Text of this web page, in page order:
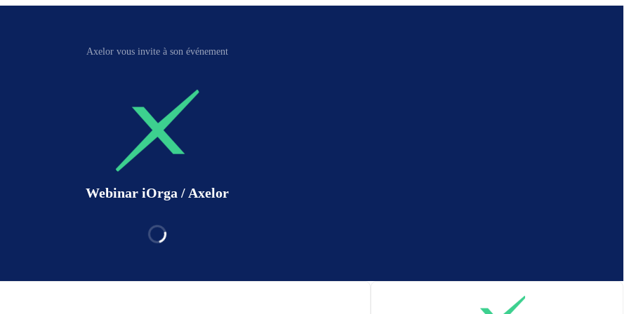
Axelor vous invite à son événement
Webinar iOrga / Axelor